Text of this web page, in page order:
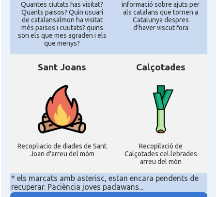
Quantes ciutats has visitat?
Quants paisos? Quin usuari
de catalansalmon ha visitat
més països i cuutats? quins
son els que mes agraden i els
que menys?
informació sobre ajuts per
als catalans que tornen a
Catalunya despres
d'haver viscut fora
Sant Joans
Recopliacio de diades de Sant
Joan d'arreu del móm
Calçotades
Recopilació de
Calçotades cel.lebrades
arreu del món
* els marcats amb asterisc, estan encara pendents de
recuperar. Paciència joves padawans...